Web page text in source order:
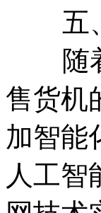
五、
随着
售货机
加智能
人工智